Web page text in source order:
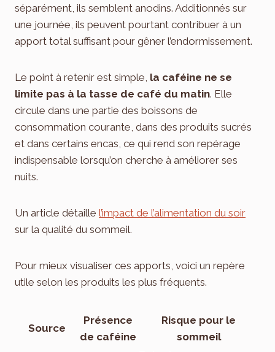
séparément, ils semblent anodins. Additionnés sur
une journée, ils peuvent pourtant contribuer à un
apport total suffisant pour gêner l’endormissement.
Le point à retenir est simple, la caféine ne se
limite pas à la tasse de café du matin. Elle
circule dans une partie des boissons de
consommation courante, dans des produits sucrés
et dans certains encas, ce qui rend son repérage
indispensable lorsqu’on cherche à améliorer ses
nuits.
Un article détaille l’impact de l’alimentation du soir
sur la qualité du sommeil.
Pour mieux visualiser ces apports, voici un repère
utile selon les produits les plus fréquents.
Source
Présence
de caféine
Risque pour le
sommeil